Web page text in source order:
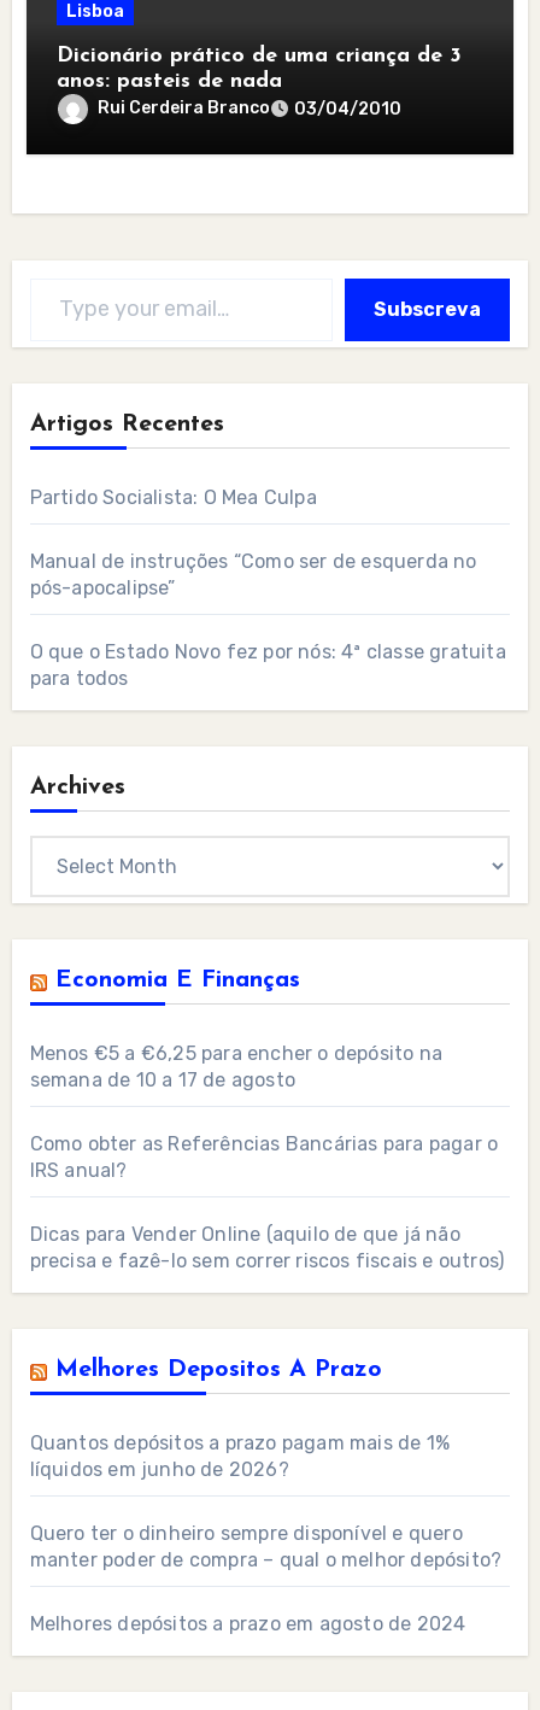
Lisboa
Dicionário prático de uma criança de 3
anos: pasteis de nada
Rui Cerdeira Branco 03/04/2010
Subscreva
Artigos Recentes
Partido Socialista: O Mea Culpa
Manual de instruções “Como ser de esquerda no
pós-apocalipse”
O que o Estado Novo fez por nós: 4ª classe gratuita
para todos
Archives
Economia E Finanças
Menos €5 a €6,25 para encher o depósito na
semana de 10 a 17 de agosto
Como obter as Referências Bancárias para pagar o
IRS anual?
Dicas para Vender Online (aquilo de que já não
precisa e fazê-lo sem correr riscos fiscais e outros)
Melhores Depositos A Prazo
Quantos depósitos a prazo pagam mais de 1%
líquidos em junho de 2026?
Quero ter o dinheiro sempre disponível e quero
manter poder de compra – qual o melhor depósito?
Melhores depósitos a prazo em agosto de 2024